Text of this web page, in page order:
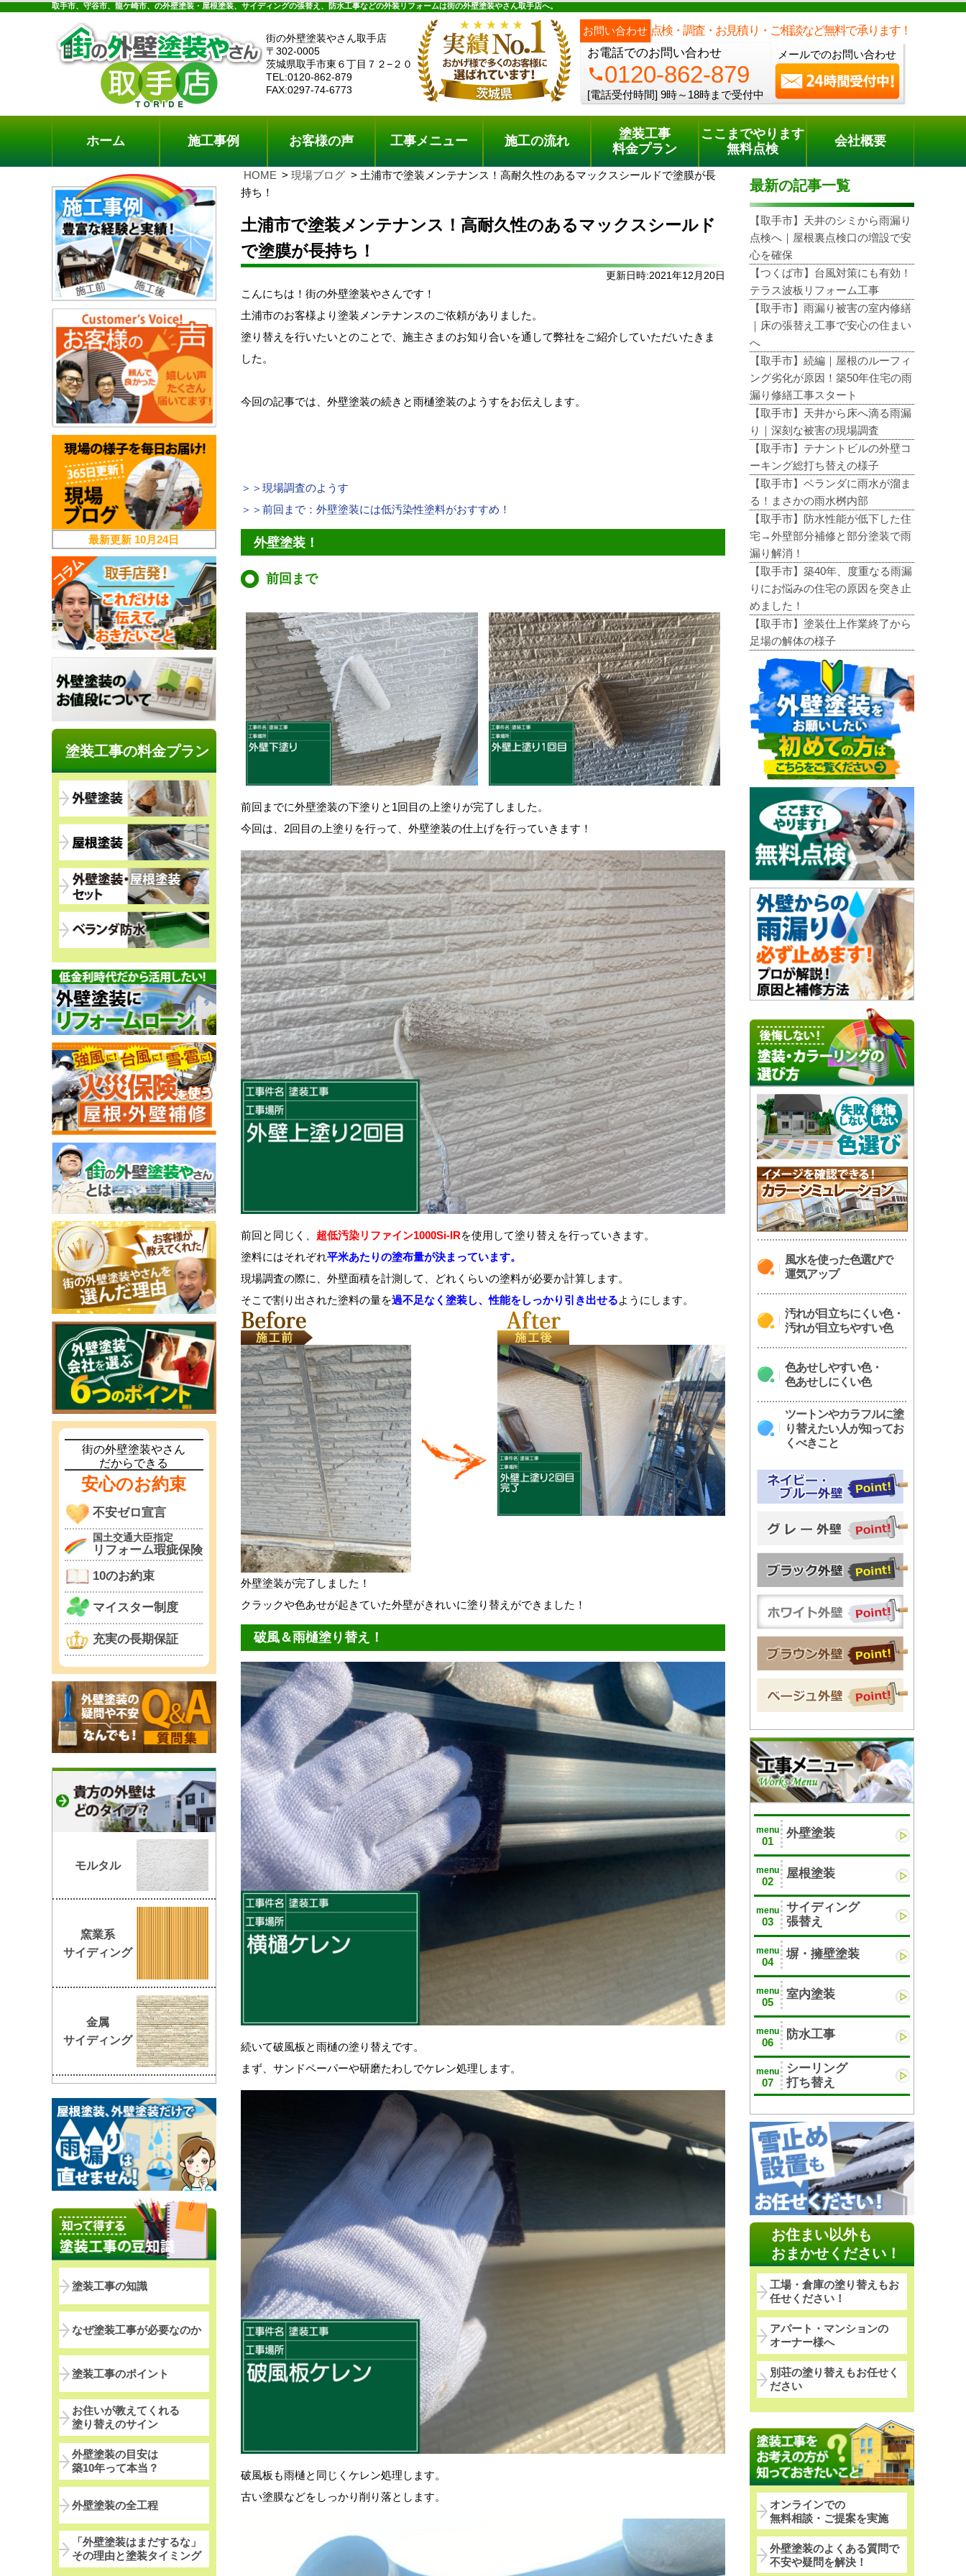
取手市、守谷市、龍ケ崎市、の外壁塗装・屋根塗装、サイディングの張替え、防水工事などの外装リフォームは街の外壁塗装やさん取手店へ。
街の外壁塗装やさん取手店
〒302-0005
茨城県取手市東６丁目７２−２０
TEL:0120-862-879
FAX:0297-74-6773
お問い合わせ 点検・調査・お見積り・ご相談など無料で承ります！
お電話でのお問い合わせ
phone0120-862-879
[電話受付時間] 9時～18時まで受付中
メールでのお問い合わせ
料金プラン 無料点検
電話でのご相談 [9時～18時まで受付中]
phone0120-862-879
ホーム 施工事例 お客様の声 工事メニュー 施工の流れ
塗装工事
料金プラン
ここまでやります
無料点検
会社概要
HOME 現場ブログ
土浦市で塗装メンテナンス！高耐久性のあるマックスシールドで塗膜が長
持ち！
土浦市で塗装メンテナンス！高耐久性のあるマックスシールド
で塗膜が長持ち！
更新日時:2021年12月20日
こんにちは！街の外壁塗装やさんです！
土浦市のお客様より塗装メンテナンスのご依頼がありました。
塗り替えを行いたいとのことで、施主さまのお知り合いを通して弊社をご紹介していただいたきま
した。
今回の記事では、外壁塗装の続きと雨樋塗装のようすをお伝えします。
＞＞現場調査のようす
＞＞前回まで：外壁塗装には低汚染性塗料がおすすめ！
外壁塗装！
前回まで
前回までに外壁塗装の下塗りと1回目の上塗りが完了しました。
今回は、2回目の上塗りを行って、外壁塗装の仕上げを行っていきます！
前回と同じく、 超低汚染リファイン1000Si-IRを使用して塗り替えを行っていきます。
塗料にはそれぞれ平米あたりの塗布量が決まっています。
現場調査の際に、外壁面積を計測して、どれくらいの塗料が必要か計算します。
そこで割り出された塗料の量を過不足なく塗装し、性能をしっかり引き出せるようにします。
外壁塗装が完了しました！
クラックや色あせが起きていた外壁がきれいに塗り替えができました！
破風＆雨樋塗り替え！
続いて破風板と雨樋の塗り替えです。
まず、サンドペーパーや研磨たわしでケレン処理します。
破風板も雨樋と同じくケレン処理します。
古い塗膜などをしっかり削り落とします。
最新の記事一覧
【取手市】天井のシミから雨漏り
点検へ｜屋根裏点検口の増設で安
心を確保
【つくば市】台風対策にも有効！
テラス波板リフォーム工事
【取手市】雨漏り被害の室内修繕
｜床の張替え工事で安心の住まい
へ
【取手市】続編｜屋根のルーフィ
ング劣化が原因！築50年住宅の雨
漏り修繕工事スタート
【取手市】天井から床へ滴る雨漏
り｜深刻な被害の現場調査
【取手市】テナントビルの外壁コ
ーキング総打ち替えの様子
【取手市】ベランダに雨水が溜ま
る！まさかの雨水桝内部
【取手市】防水性能が低下した住
宅→外壁部分補修と部分塗装で雨
漏り解消！
【取手市】築40年、度重なる雨漏
りにお悩みの住宅の原因を突き止
めました！
【取手市】塗装仕上作業終了から
足場の解体の様子
風水を使った色選びで
運気アップ
汚れが目立ちにくい色・
汚れが目立ちやすい色
色あせしやすい色・
色あせしにくい色
ツートンやカラフルに塗
り替えたい人が知ってお
くべきこと
menu
01
外壁塗装
menu
02
屋根塗装
menu
03
サイディング
張替え
menu
04
塀・擁壁塗装
menu
05
室内塗装
menu
06
防水工事
menu
07
シーリング
打ち替え
お住まい以外も
おまかせください！
工場・倉庫の塗り替えもお
任せください！
アパート・マンションの
オーナー様へ
別荘の塗り替えもお任せく
ださい
オンラインでの
無料相談・ご提案を実施
外壁塗装のよくある質問で
不安や疑問を解決！
最新更新 10月24日
塗装工事の料金プラン
街の外壁塗装やさん
だからできる
安心のお約束
不安ゼロ宣言
国土交通大臣指定
リフォーム瑕疵保険
10のお約束
マイスター制度
充実の長期保証
モルタル
窯業系
サイディング
金属
サイディング
塗装工事の知識
なぜ塗装工事が必要なのか
塗装工事のポイント
お住いが教えてくれる
塗り替えのサイン
外壁塗装の目安は
築10年って本当？
外壁塗装の全工程
「外壁塗装はまだするな」
その理由と塗装タイミング